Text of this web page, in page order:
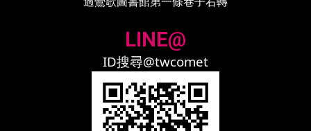
LINE@
ID搜尋@twcomet